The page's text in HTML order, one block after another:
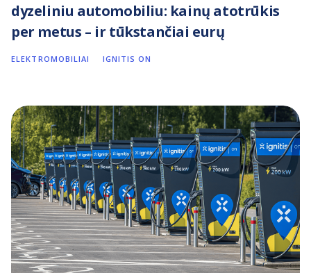
dyzeliniu automobiliu: kainų atotrūkis
per metus – ir tūkstančiai eurų
ELEKTROMOBILIAI IGNITIS ON